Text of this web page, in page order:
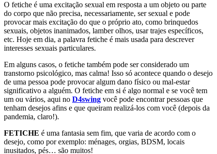
O fetiche é uma excitação sexual em resposta a um objeto ou parte
do corpo que não precisa, necessariamente, ser sexual e pode
provocar mais excitação do que o próprio ato, como brinquedos
sexuais, objetos inanimados, lamber olhos, usar trajes específicos,
etc. Hoje em dia, a palavra fetiche é mais usada para descrever
interesses sexuais particulares.
Em alguns casos, o fetiche também pode ser considerado um
transtorno psicológico, mas calma! Isso só acontece quando o desejo
de uma pessoa pode provocar algum dano físico ou mal-estar
significativo a alguém. O fetiche em si é algo normal e se você tem
um ou vários, aqui no D4swing você pode encontrar pessoas que
tenham desejos afins e que queiram realizá-los com você (depois da
pandemia, claro!).
FETICHE é uma fantasia sem fim, que varia de acordo com o
desejo, como por exemplo: ménages, orgias, BDSM, locais
inusitados, pés… são muitos!